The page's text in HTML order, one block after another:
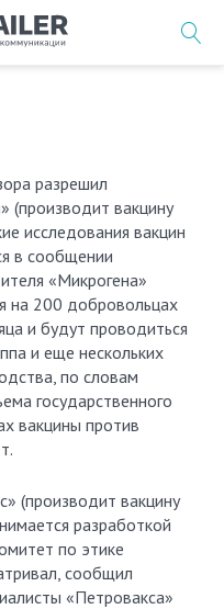
(производит вакцину
исследования вакцин
в сообщении
«Микрогена»
на 200 добровольцах
и будут проводиться
и еще нескольких
по словам
государственного
вакцины против
(производит вакцину
разработкой
по этике
сообщил
«Петровакса»